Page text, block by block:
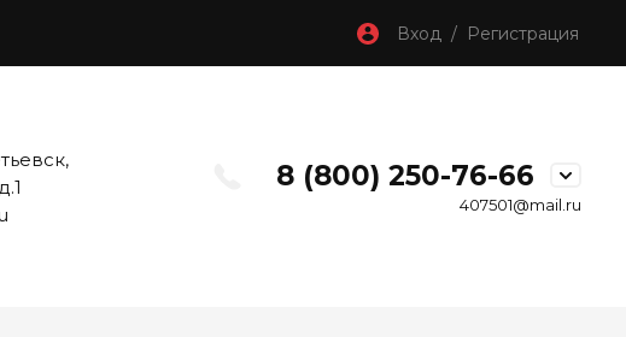
Вход / Регистрация
8 (800) 250-76-66
407501@mail.ru